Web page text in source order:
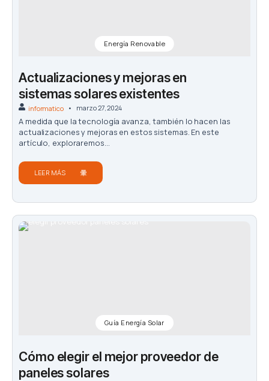
Energía Renovable
Actualizaciones y mejoras en
sistemas solares existentes
informatico marzo 27, 2024
A medida que la tecnología avanza, también lo hacen las
actualizaciones y mejoras en estos sistemas. En este
artículo, exploraremos...
LEER MÁS
Guía Energía Solar
Cómo elegir el mejor proveedor de
paneles solares